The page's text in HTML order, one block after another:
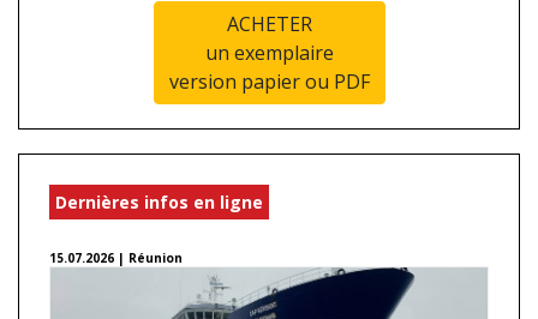
ACHETER
un exemplaire
version papier ou PDF
Dernières infos en ligne
15.07.2026 | Réunion